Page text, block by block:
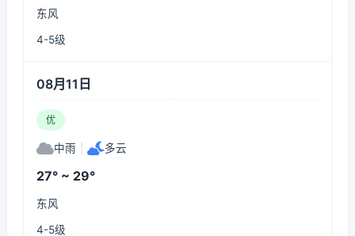
东风
4-5级
08月11日
优
中雨 多云
27° ~ 29°
东风
4-5级